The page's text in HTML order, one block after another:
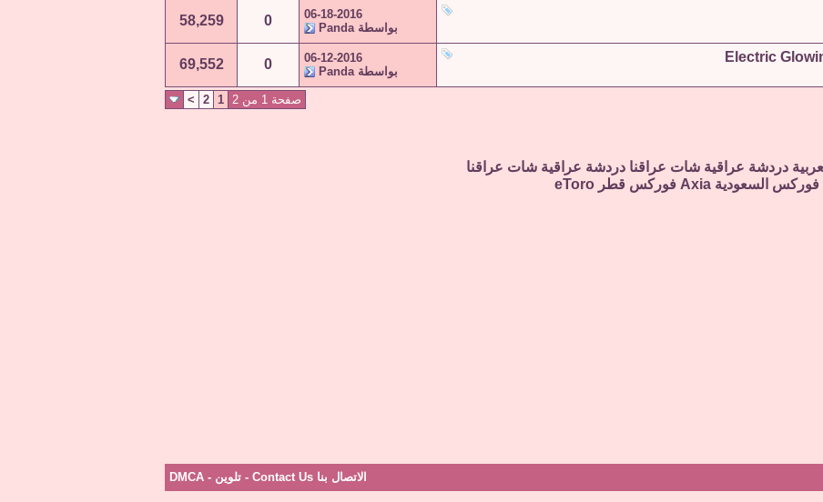
06-18-2016
بواسطةPanda
0
58,259
06-12-2016
بواسطةPanda
0
69,552
صفحة 1 من 2 1
2
>
دردشة عراقية شات عراقنا دردشة عراقية شات عراقنا
فوركس السعودية Axia فوركس قطر eToro
الاتصال بنا Contact Us - تلوين -
DMCA